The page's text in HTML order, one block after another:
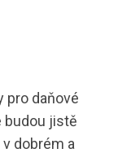
pro daňové
budou jistě
dobrém a